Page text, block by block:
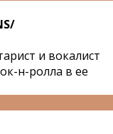
и вокалист
н-ролла в ее